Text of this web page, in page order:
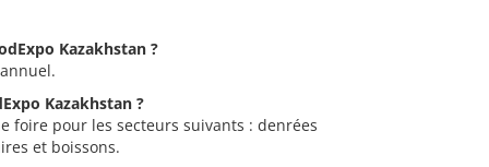
Kazakhstan ?
Kazakhstan ?
foire pour les secteurs suivants : denrées
et boissons.